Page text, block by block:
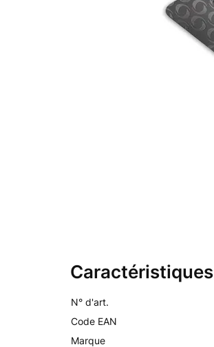
Caractéristiques
N° d'art.
Code EAN
Marque